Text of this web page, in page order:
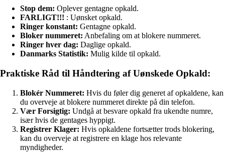
Stop dem: Oplever gentagne opkald.
FARLIGT!!! : Uønsket opkald.
Ringer konstant: Gentagne opkald.
Bloker nummeret: Anbefaling om at blokere nummeret.
Ringer hver dag: Daglige opkald.
Danmarks Statistik: Mulig kilde til opkald.
Praktiske Råd til Håndtering af Uønskede Opkald:
Blokér Nummeret: Hvis du føler dig generet af opkaldene, kan
du overveje at blokere nummeret direkte på din telefon.
Vær Forsigtig: Undgå at besvare opkald fra ukendte numre,
især hvis de gentages hyppigt.
Registrer Klager: Hvis opkaldene fortsætter trods blokering,
kan du overveje at registrere en klage hos relevante
myndigheder.